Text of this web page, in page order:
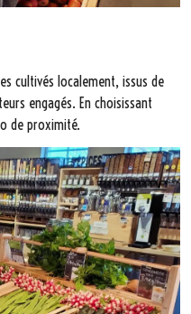
cultivés localement, issus de
engagés. En choisissant
de proximité.